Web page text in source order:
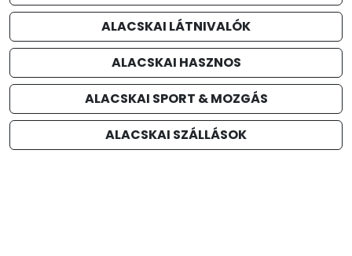
ALACSKAI LÁTNIVALÓK
ALACSKAI HASZNOS
ALACSKAI SPORT & MOZGÁS
ALACSKAI SZÁLLÁSOK